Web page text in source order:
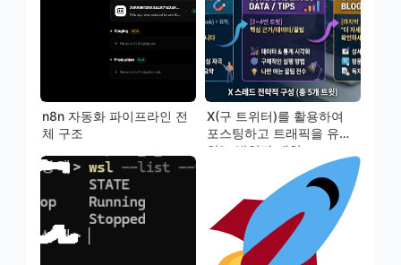
n8n 자동화 파이프라인 전
체 구조
X(구 트위터)를 활용하여
포스팅하고 트래픽을 유도
하는 방안과 대안